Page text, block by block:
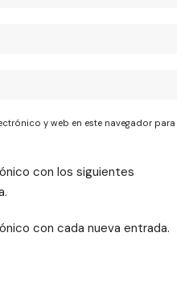
y web en este navegador para
con los siguientes
con cada nueva entrada.